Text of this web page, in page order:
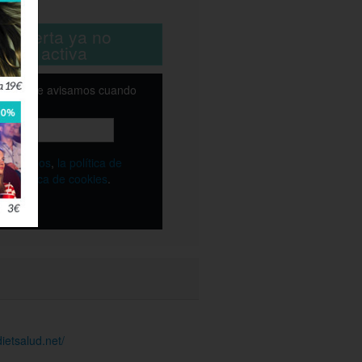
oferta ya no
está activa
y te avisamos cuando
términos, la política de
la política de cookies.